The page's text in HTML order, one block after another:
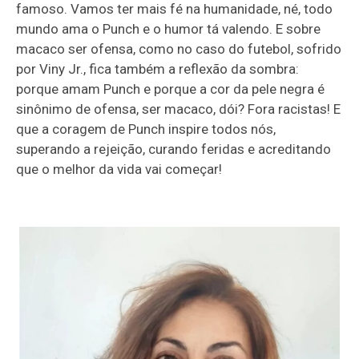
famoso. Vamos ter mais fé na humanidade, né, todo
mundo ama o Punch e o humor tá valendo. E sobre
macaco ser ofensa, como no caso do futebol, sofrido
por Viny Jr., fica também a reflexão da sombra:
porque amam Punch e porque a cor da pele negra é
sinônimo de ofensa, ser macaco, dói? Fora racistas! E
que a coragem de Punch inspire todos nós,
superando a rejeição, curando feridas e acreditando
que o melhor da vida vai começar!